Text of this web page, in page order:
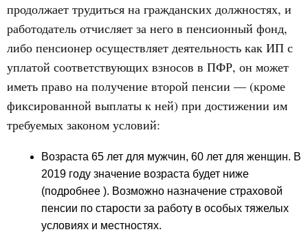
продолжает трудиться на гражданских должностях, и
работодатель отчисляет за него в пенсионный фонд,
либо пенсионер осуществляет деятельность как ИП с
уплатой соответствующих взносов в ПФР, он может
иметь право на получение второй пенсии — (кроме
фиксированной выплаты к ней) при достижении им
требуемых законом условий:
Возраста 65 лет для мужчин, 60 лет для женщин. В
2019 году значение возраста будет ниже
(подробнее ). Возможно назначение страховой
пенсии по старости за работу в особых тяжелых
условиях и местностях.